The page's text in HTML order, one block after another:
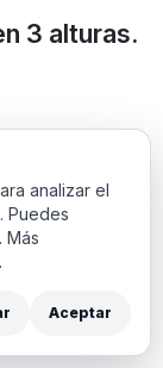
3 alturas.
analizar el
Puedes
Más
.
Aceptar